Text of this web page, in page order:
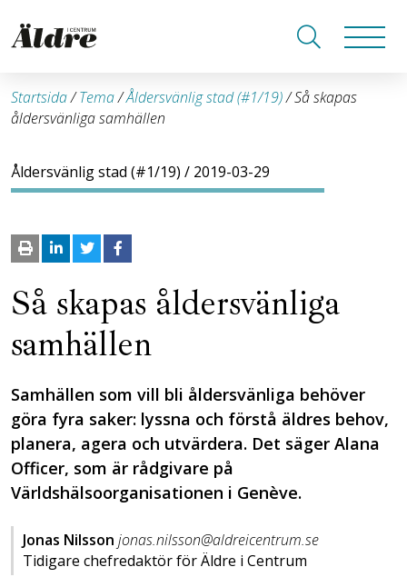
Startsida/Tema/Åldersvänlig stad (#1/19)/Så skapas
åldersvänliga samhällen
Åldersvänlig stad (#1/19) / 2019-03-29
Så skapas åldersvänliga
samhällen
Samhällen som vill bli åldersvänliga behöver
göra fyra saker: lyssna och förstå äldres behov,
planera, agera och utvärdera. Det säger Alana
Officer, som är rådgivare på
Världshälsoorganisationen i Genève.
Jonas Nilsson jonas.nilsson@aldreicentrum.se
Tidigare chefredaktör för Äldre i Centrum